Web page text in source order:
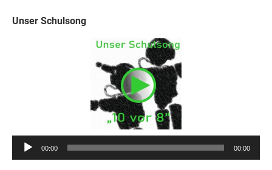
Unser Schulsong
Audio-
00:00 00:00